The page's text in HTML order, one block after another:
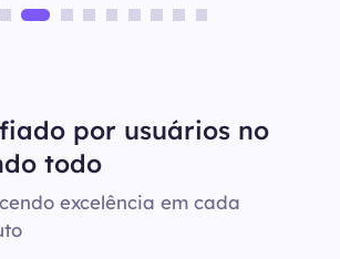
por usuários no
todo
excelência em cada